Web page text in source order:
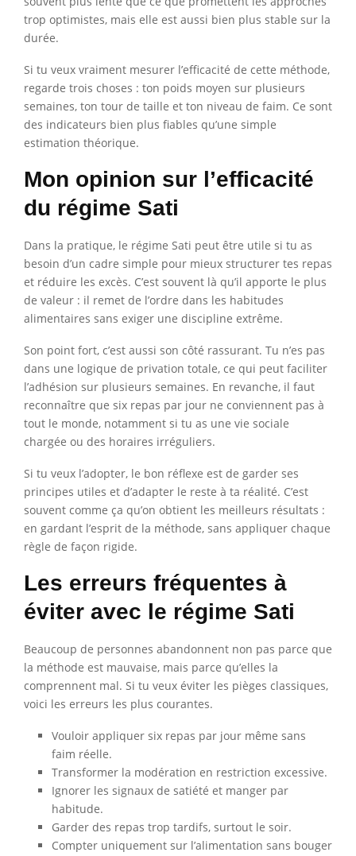
trop optimistes, mais elle est aussi bien plus stable sur la
durée.
Si tu veux vraiment mesurer l’efficacité de cette méthode,
regarde trois choses : ton poids moyen sur plusieurs
semaines, ton tour de taille et ton niveau de faim. Ce sont
des indicateurs bien plus fiables qu’une simple
estimation théorique.
Mon opinion sur l’efficacité
du régime Sati
Dans la pratique, le régime Sati peut être utile si tu as
besoin d’un cadre simple pour mieux structurer tes repas
et réduire les excès. C’est souvent là qu’il apporte le plus
de valeur : il remet de l’ordre dans les habitudes
alimentaires sans exiger une discipline extrême.
Son point fort, c’est aussi son côté rassurant. Tu n’es pas
dans une logique de privation totale, ce qui peut faciliter
l’adhésion sur plusieurs semaines. En revanche, il faut
reconnaître que six repas par jour ne conviennent pas à
tout le monde, notamment si tu as une vie sociale
chargée ou des horaires irréguliers.
Si tu veux l’adopter, le bon réflexe est de garder ses
principes utiles et d’adapter le reste à ta réalité. C’est
souvent comme ça qu’on obtient les meilleurs résultats :
en gardant l’esprit de la méthode, sans appliquer chaque
règle de façon rigide.
Les erreurs fréquentes à
éviter avec le régime Sati
Beaucoup de personnes abandonnent non pas parce que
la méthode est mauvaise, mais parce qu’elles la
comprennent mal. Si tu veux éviter les pièges classiques,
voici les erreurs les plus courantes.
Vouloir appliquer six repas par jour même sans
faim réelle.
Transformer la modération en restriction excessive.
Ignorer les signaux de satiété et manger par
habitude.
Garder des repas trop tardifs, surtout le soir.
Compter uniquement sur l’alimentation sans bouger